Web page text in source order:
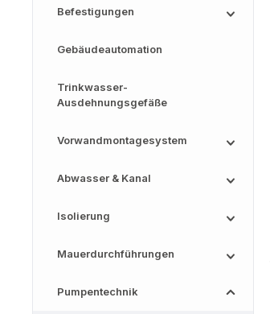
Befestigungen
Gebäudeautomation
Trinkwasser-
Ausdehnungsgefäße
Vorwandmontagesystem
Abwasser & Kanal
Isolierung
Mauerdurchführungen
Pumpentechnik